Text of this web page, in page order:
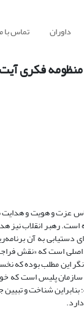
داوران تماس با
فکری
عزت و هویت و
رهبر انقلاب نیز
دستیابی به آن
است که «نقش
این مطلب بوده که
سازمان پلیس است
شناخت و